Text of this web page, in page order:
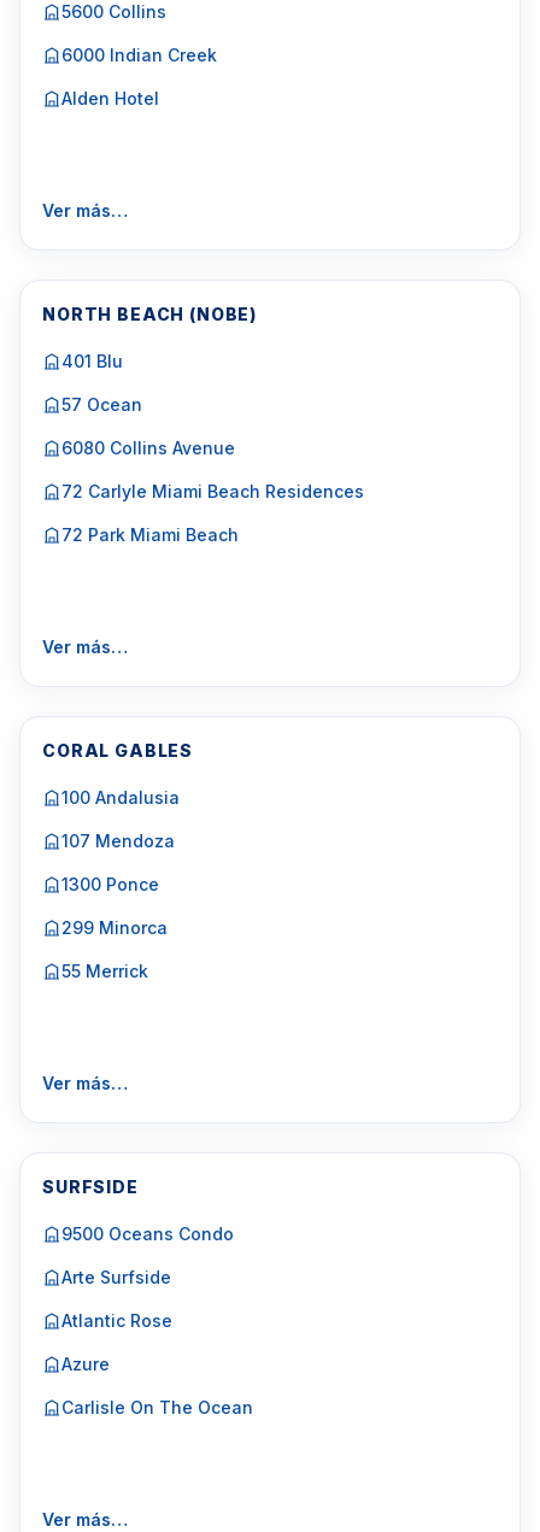
5600 Collins
6000 Indian Creek
Alden Hotel
Ver más…
NORTH BEACH (NOBE)
401 Blu
57 Ocean
6080 Collins Avenue
72 Carlyle Miami Beach Residences
72 Park Miami Beach
Ver más…
CORAL GABLES
100 Andalusia
107 Mendoza
1300 Ponce
299 Minorca
55 Merrick
Ver más…
SURFSIDE
9500 Oceans Condo
Arte Surfside
Atlantic Rose
Azure
Carlisle On The Ocean
Ver más…